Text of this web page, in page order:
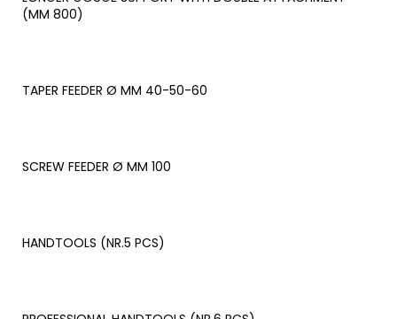
(MM 800)
TAPER FEEDER Ø MM 40-50-60
SCREW FEEDER Ø MM 100
HANDTOOLS (NR.5 PCS)